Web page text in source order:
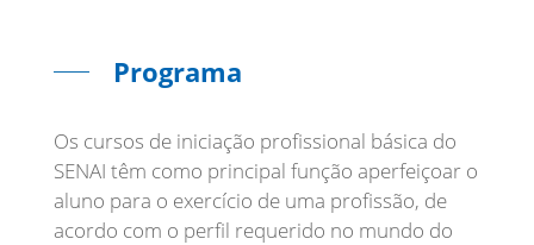
Programa
Os cursos de iniciação profissional básica do
SENAI têm como principal função aperfeiçoar o
aluno para o exercício de uma profissão, de
acordo com o perfil requerido no mundo do